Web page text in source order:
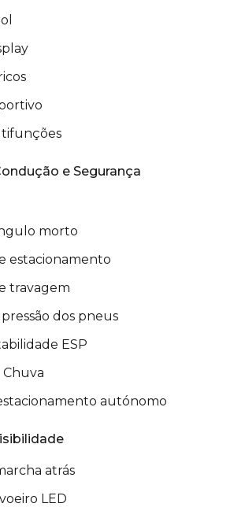
e Segurança
morto
estacionamento
travagem
dos pneus
ESP
Chuva
autónomo
atrás
LED